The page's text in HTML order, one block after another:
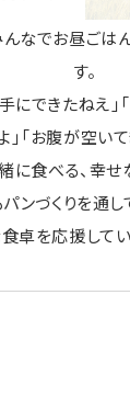
なでお昼ごは
す。
にできたねえ
」「お腹が空いて
に食べる、幸
ンづくりを通
卓を応援してい